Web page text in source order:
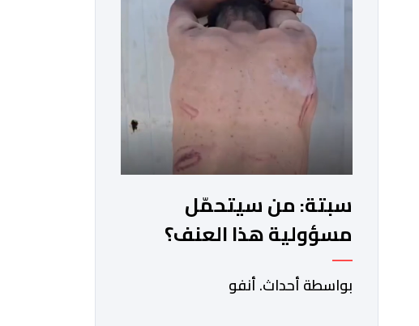
سبتة: من سيتحمّل
مسؤولية هذا العنف؟
بواسطة أحداث. أنفو